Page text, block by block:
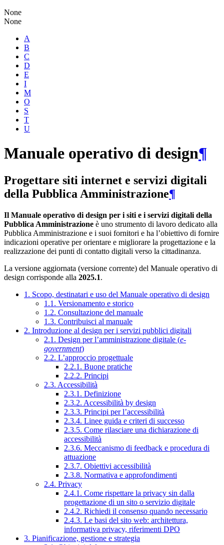
None
None
A
B
C
D
E
I
M
O
S
T
U
Manuale operativo di design¶
Progettare siti internet e servizi digitali
della Pubblica Amministrazione¶
Il Manuale operativo di design per i siti e i servizi digitali della
Pubblica Amministrazione è uno strumento di lavoro dedicato alla
Pubblica Amministrazione e i suoi fornitori e ha l’obiettivo di fornire
indicazioni operative per orientare e migliorare la progettazione e la
realizzazione dei punti di contatto digitali verso la cittadinanza.
La versione aggiornata (versione corrente) del Manuale operativo di
design corrisponde alla 2025.1.
1. Scopo, destinatari e uso del Manuale operativo di design
1.1. Versionamento e storico
1.2. Consultazione del manuale
1.3. Contribuisci al manuale
2. Introduzione al design per i servizi pubblici digitali
2.1. Design per l’amministrazione digitale (e-
government)
2.2. L’approccio progettuale
2.2.1. Buone pratiche
2.2.2. Principi
2.3. Accessibilità
2.3.1. Definizione
2.3.2. Accessibilità by design
2.3.3. Principi per l’accessibilità
2.3.4. Linee guida e criteri di successo
2.3.5. Come rilasciare una dichiarazione di
accessibilità
2.3.6. Meccanismo di feedback e procedura di
attuazione
2.3.7. Obiettivi accessibilità
2.3.8. Normativa e approfondimenti
2.4. Privacy
2.4.1. Come rispettare la privacy sin dalla
progettazione di un sito o servizio digitale
2.4.2. Richiedi il consenso quando necessario
2.4.3. Le basi del sito web: architettura,
informativa privacy, riferimenti DPO
3. Pianificazione, gestione e strategia